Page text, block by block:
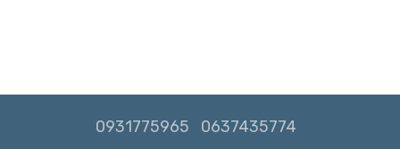
0931775965 0637435774